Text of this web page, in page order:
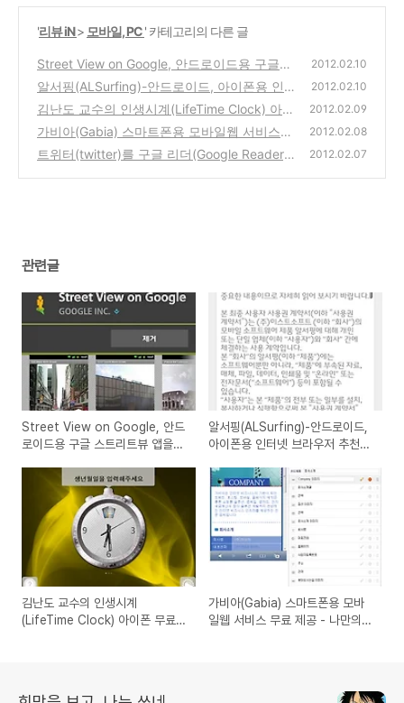
'리뷰 iN> 모바일, PC' 카테고리의 다른 글
Street View on Google, 안드로이드용 구글
스트리트뷰 앱을 설치해서 구글지도에서 거리
의 사진을 보는 방법
(0)
2012.02.10
알서핑(ALSurfing)-안드로이드, 아이폰용 인
터넷 브라우저 추천앱(PC에서 사용하던 알툴
바의 알패스 자동로그인, 북마크 사용가능)
2012.02.10
김난도 교수의 인생시계(LifeTime Clock) 아이
폰 무료앱, 당신의 인생은 지금 몇시입니까?
(2)
2012.02.09
가비아(Gabia) 스마트폰용 모바일웹 서비스
무료 제공 - 나만의 모바일 홈페이지를 만들어
2012.02.08
트위터(twitter)를 구글 리더(Google Reader)
2012.02.07
관련글
Street View on Google, 안드
로이드용 구글 스트리트뷰 앱을
진을 보는 방법
알서핑(ALSurfing)-안드로이드,
아이폰용 인터넷 브라우저 추천앱
스 자동로그인, 북마크 사용가능)
김난도 교수의 인생시계
(LifeTime Clock) 아이폰 무료
가비아(Gabia) 스마트폰용 모바
일웹 서비스 무료 제공 - 나만의